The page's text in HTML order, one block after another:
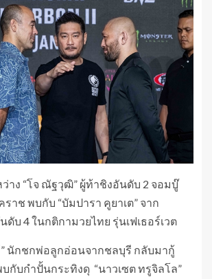
าง “โจ ณัฐวุฒิ” ผู้ท้าชิงอันดับ 2 จอมบู๊
ราช พบกับ “บัมปารา คูยาเต” จาก
ดับ 4 ในกติกามวยไทย รุ่นเฟเธอร์เวต
นักชกพ่อลูกอ่อนจากชลบุรี กลับมากู้
กับกำปั้นกระทิงดุ “นาวเซต ทรูจิลโล”